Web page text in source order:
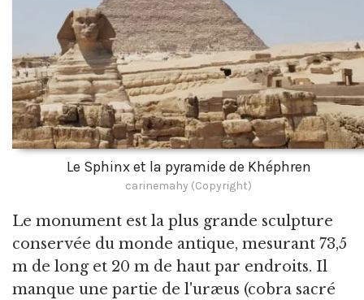
Le Sphinx et la pyramide de Khéphren
carinemahy (Copyright)
Le monument est la plus grande sculpture
conservée du monde antique, mesurant 73,5
m de long et 20 m de haut par endroits. Il
manque une partie de l'uræus (cobra sacré